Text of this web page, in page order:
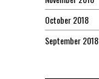
October 2018
September 2018